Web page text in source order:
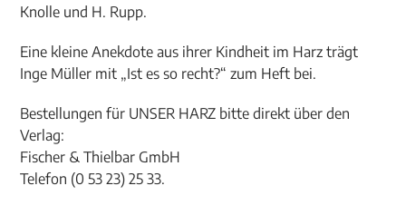
Knolle und H. Rupp.
Eine kleine Anekdote aus ihrer Kindheit im Harz trägt
Inge Müller mit „Ist es so recht?“ zum Heft bei.
Bestellungen für UNSER HARZ bitte direkt über den
Verlag:
Fischer & Thielbar GmbH
Telefon (0 53 23) 25 33.